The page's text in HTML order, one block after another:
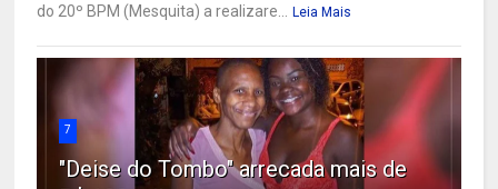
do 20º BPM (Mesquita) a realizare...
Leia Mais
7
"Deise do Tombo" arrecada mais de